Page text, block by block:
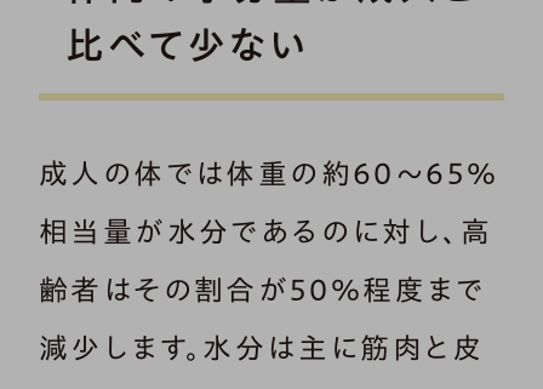
比べて少ない
成人の体では体重の約60～65％
相当量が水分であるのに対し、高
齢者はその割合が50％程度まで
減少します。水分は主に筋肉と皮